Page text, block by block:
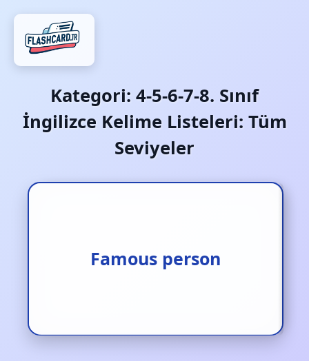
Kategori: 4-5-6-7-8. Sınıf
İngilizce Kelime Listeleri: Tüm
Seviyeler
Famous person
Ünlü kişi